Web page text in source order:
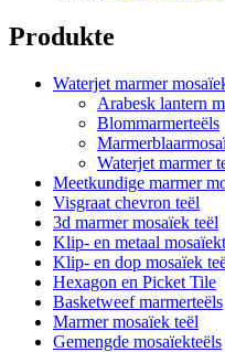
Produkte
Waterjet marmer
Arabesk lantern
Blommarmerteëls
Waterjet marmer
Meetkundige marmer
Visgraat chevron teël
3d marmer mosaïek teël
Klip- en metaal
Klip- en dop mosaïek
Hexagon en Picket Tile
Basketweef marmerteëls
Marmer mosaïek teël
Gemengde mosaïekteëls